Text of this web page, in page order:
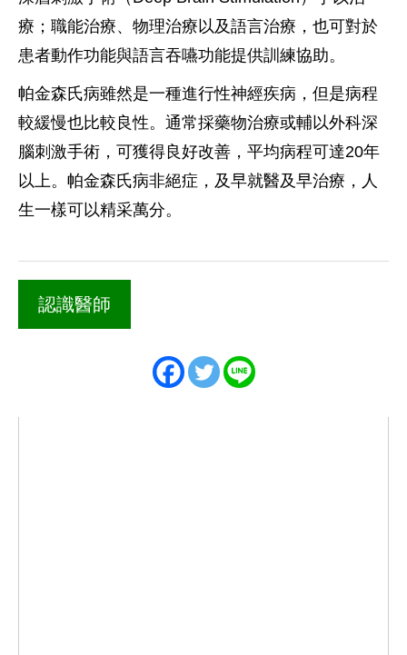
療；職能治療、物理治療以及語言治療，也可對於
患者動作功能與語言吞嚥功能提供訓練協助。
帕金森氏病雖然是一種進行性神經疾病，但是病程
較緩慢也比較良性。通常採藥物治療或輔以外科深
腦刺激手術，可獲得良好改善，平均病程可達20年
以上。帕金森氏病非絕症，及早就醫及早治療，人
生一樣可以精采萬分。
認識醫師